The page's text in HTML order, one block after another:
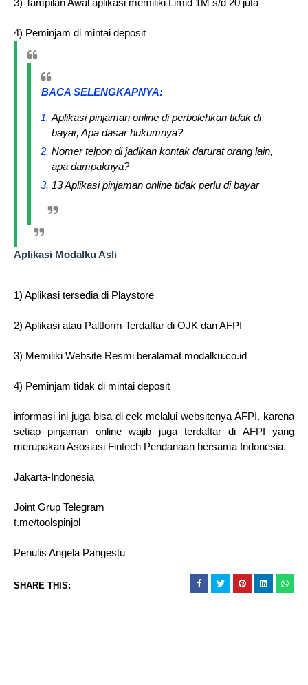
3) Tampilan Awal aplikasi memiliki Limid 1M s/d 20 juta
4) Peminjam di mintai deposit
BACA SELENGKAPNYA:
Aplikasi pinjaman online di perbolehkan tidak di
bayar, Apa dasar hukumnya?
Nomer telpon di jadikan kontak darurat orang lain,
apa dampaknya?
13 Aplikasi pinjaman online tidak perlu di bayar
Aplikasi Modalku Asli
1) Aplikasi tersedia di Playstore
2) Aplikasi atau Paltform Terdaftar di OJK dan AFPI
3) Memiliki Website Resmi beralamat modalku.co.id
4) Peminjam tidak di mintai deposit
informasi ini juga bisa di cek melalui websitenya AFPI. karena
setiap pinjaman online wajib juga terdaftar di AFPI yang
merupakan Asosiasi Fintech Pendanaan bersama Indonesia.
Jakarta-Indonesia
Joint Grup Telegram
t.me/toolspinjol
Penulis Angela Pangestu
SHARE THIS: